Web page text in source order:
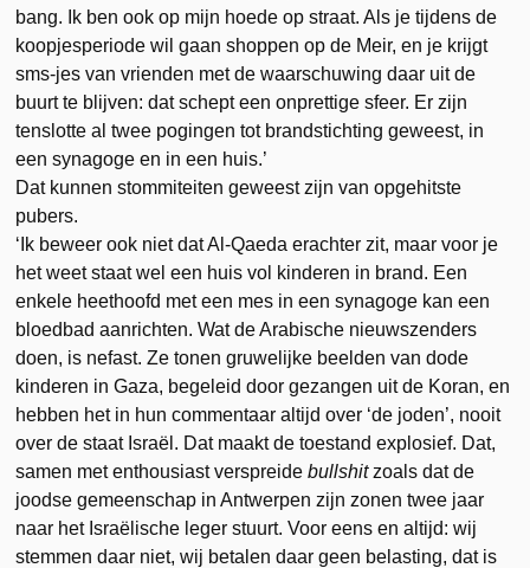
bang. Ik ben ook op mijn hoede op straat. Als je tijdens de
koopjesperiode wil gaan shoppen op de Meir, en je krijgt
sms-jes van vrienden met de waarschuwing daar uit de
buurt te blijven: dat schept een onprettige sfeer. Er zijn
tenslotte al twee pogingen tot brandstichting geweest, in
een synagoge en in een huis.’
Dat kunnen stommiteiten geweest zijn van opgehitste
pubers.
‘Ik beweer ook niet dat Al-Qaeda erachter zit, maar voor je
het weet staat wel een huis vol kinderen in brand. Een
enkele heethoofd met een mes in een synagoge kan een
bloedbad aanrichten. Wat de Arabische nieuwszenders
doen, is nefast. Ze tonen gruwelijke beelden van dode
kinderen in Gaza, begeleid door gezangen uit de Koran, en
hebben het in hun commentaar altijd over ‘de joden’, nooit
over de staat Israël. Dat maakt de toestand explosief. Dat,
samen met enthousiast verspreidebullshitzoals dat de
joodse gemeenschap in Antwerpen zijn zonen twee jaar
naar het Israëlische leger stuurt. Voor eens en altijd: wij
stemmen daar niet, wij betalen daar geen belasting, dat is